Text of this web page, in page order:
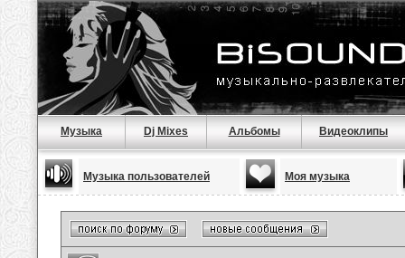
Музыка Dj Mixes Альбомы Видеоклипы
Музыка пользователей Моя музыка